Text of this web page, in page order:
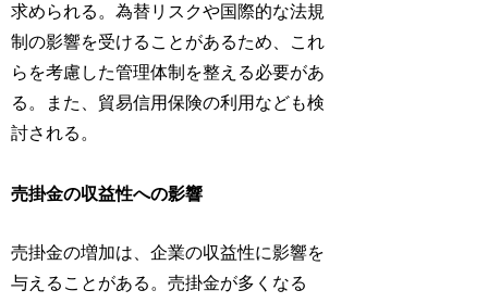
求められる。為替リスクや国際的な法規
制の影響を受けることがあるため、これ
らを考慮した管理体制を整える必要があ
る。また、貿易信用保険の利用なども検
討される。
売掛金の収益性への影響
売掛金の増加は、企業の収益性に影響を
与えることがある。売掛金が多くなる